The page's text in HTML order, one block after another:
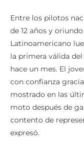
de 12 años y
Latinoamericano
la primera válida
hace un mes. El
con confianza
mostrado en las
moto después de
contento de
expresó.